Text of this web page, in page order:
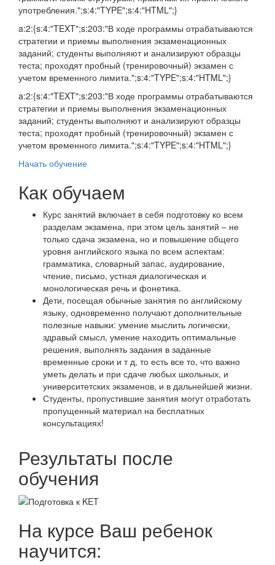
употребления.";s:4:"TYPE";s:4:"HTML";}
a:2:{s:4:"TEXT";s:203:"В ходе программы отрабатываются
стратегии и приемы выполнения экзаменационных
заданий; студенты выполняют и анализируют образцы
теста; проходят пробный (тренировочный) экзамен с
учетом временного лимита.";s:4:"TYPE";s:4:"HTML";}
a:2:{s:4:"TEXT";s:203:"В ходе программы отрабатываются
стратегии и приемы выполнения экзаменационных
заданий; студенты выполняют и анализируют образцы
теста; проходят пробный (тренировочный) экзамен с
учетом временного лимита.";s:4:"TYPE";s:4:"HTML";}
Начать обучение
Как обучаем
Курс занятий включает в себя подготовку ко всем
разделам экзамена, при этом цель занятий – не
только сдача экзамена, но и повышение общего
уровня английского языка по всем аспектам:
грамматика, словарный запас, аудирование,
чтение, письмо, устная диалогическая и
монологическая речь и фонетика.
Дети, посещая обычные занятия по английскому
языку, одновременно получают дополнительные
полезные навыки: умение мыслить логически,
здравый смысл, умение находить оптимальные
решения, выполнять задания в заданные
временные сроки и т д, то есть все то, что важно
уметь делать и при сдаче любых школьных, и
университетских экзаменов, и в дальнейшей жизни.
Студенты, пропустившие занятия могут отработать
пропущенный материал на бесплатных
консультациях!
Результаты после
обучения
На курсе Ваш ребенок
научится: